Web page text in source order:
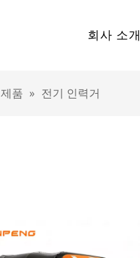
회사 소개
제품 » 전기 인력거